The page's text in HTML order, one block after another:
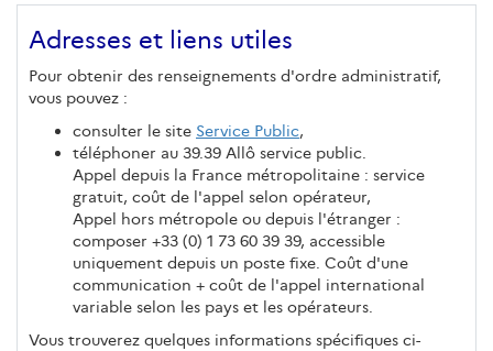
Adresses et liens utiles
Pour obtenir des renseignements d'ordre administratif,
vous pouvez :
consulter le site Service Public,
téléphoner au 39.39 Allô service public.
Appel depuis la France métropolitaine : service
gratuit, coût de l'appel selon opérateur,
Appel hors métropole ou depuis l'étranger :
composer +33 (0) 1 73 60 39 39, accessible
uniquement depuis un poste fixe. Coût d'une
communication + coût de l'appel international
variable selon les pays et les opérateurs.
Vous trouverez quelques informations spécifiques ci-